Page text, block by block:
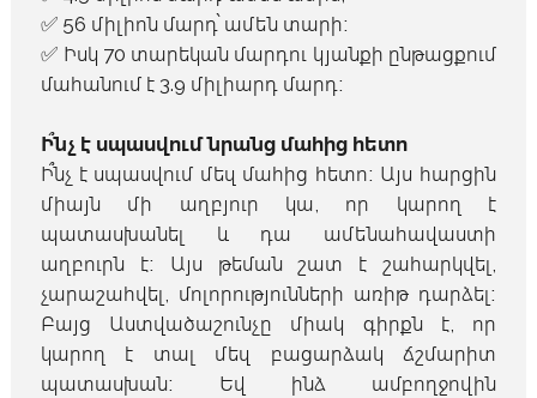
✅ 56 միլիոն մարդ՝ ամեն տարի։
✅ Իսկ 70 տարեկան մարդու կյանքի ընթացքում
մահանում է 3.9 միլիարդ մարդ։
Ի՞նչ է սպասվում նրանց մահից հետո
Ի՞նչ է սպասվում մեզ մահից հետո։ Այս հարցին
միայն մի աղբյուր կա, որ կարող է
պատասխանել և դա ամենահավաստի
աղբուրն է։ Այս թեման շատ է շահարկվել,
չարաշահվել, մոլորությունների առիթ դարձել։
Բայց Աստվածաշունչը միակ գիրքն է, որ
կարող է տալ մեզ բացարձակ ճշմարիտ
պատասխան։ Եվ ինձ ամբողջովին